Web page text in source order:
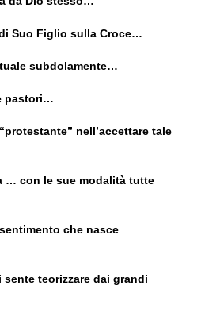
Suo Figlio sulla Croce…
subdolamente…
pastori…
nell’accettare tale
… con le sue modalità tutte
che nasce
teorizzare dai grandi